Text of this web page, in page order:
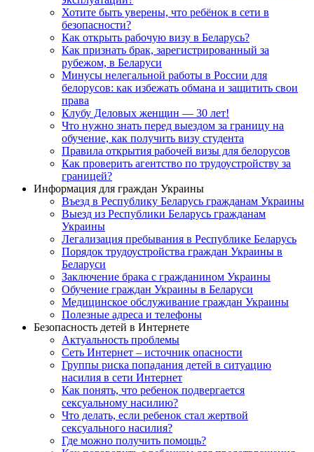
Хотите быть уверены, что ребёнок в сети в
безопасности?
Как открыть рабочую визу в Беларусь?
Как признать брак, зарегистрированный за
рубежом, в Беларуси
Минусы нелегальной работы в России для
белорусов: как избежать обмана и защитить свои
права
Клубу Деловых женщин — 30 лет!
Что нужно знать перед выездом за границу на
обучение, как получить визу студента
Правила открытия рабочей визы для белорусов
Как проверить агентство по трудоустройству за
границей?
Информация для граждан Украины
Въезд в Республику Беларусь гражданам Украины
Выезд из Республики Беларусь гражданам
Украины
Легализация пребывания в Республике Беларусь
Порядок трудоустройства граждан Украины в
Беларуси
Заключение брака с гражданином Украины
Обучение граждан Украины в Беларуси
Медицинское обслуживание граждан Украины
Полезные адреса и телефоны
Безопасность детей в Интернете
Актуальность проблемы
Сеть Интернет – источник опасности
Группы риска попадания детей в ситуацию
насилия в сети Интернет
Как понять, что ребенок подвергается
сексуальному насилию?
Что делать, если ребенок стал жертвой
сексуального насилия?
Где можно получить помощь?